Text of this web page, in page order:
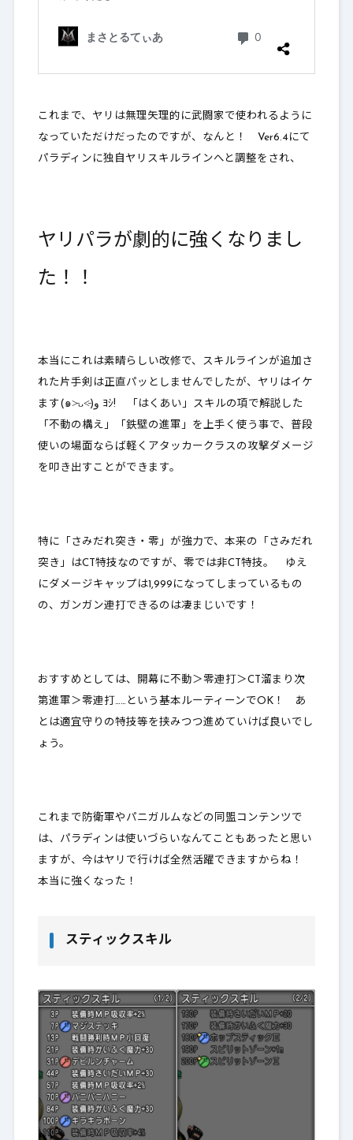
これまで、ヤリは無理矢理的に武闘家で使われるように
なっていただけだったのですが、なんと！ Ver6.4にて
パラディンに独自ヤリスキルラインへと調整をされ、
ヤリパラが劇的に強くなりまし
た！！
本当にこれは素晴らしい改修で、スキルラインが追加さ
れた片手剣は正直パッとしませんでしたが、ヤリはイケ
ます(๑˃̵ᴗ˂̵)و ﾖｼ! 「はくあい」スキルの項で解説した
「不動の構え」「鉄壁の進軍」を上手く使う事で、普段
使いの場面ならば軽くアタッカークラスの攻撃ダメージ
を叩き出すことができます。
特に「さみだれ突き・零」が強力で、本来の「さみだれ
突き」はCT特技なのですが、 零では非CT特技。 ゆえ
にダメージキャップは1,999になってしまっているもの
の、ガンガン連打できるのは凄まじいです！
おすすめとしては、開幕に不動＞零連打＞CT溜まり次
第進軍＞零連打……という基本ルーティーンでOK！ あ
とは適宜守りの特技等を挟みつつ進めていけば良いでし
ょう。
これまで防衛軍やパニガルムなどの同盟コンテンツで
は、パラディンは使いづらいなんてこともあったと思い
ますが、今はヤリで行けば全然活躍できますからね！
本当に強くなった！
スティックスキル